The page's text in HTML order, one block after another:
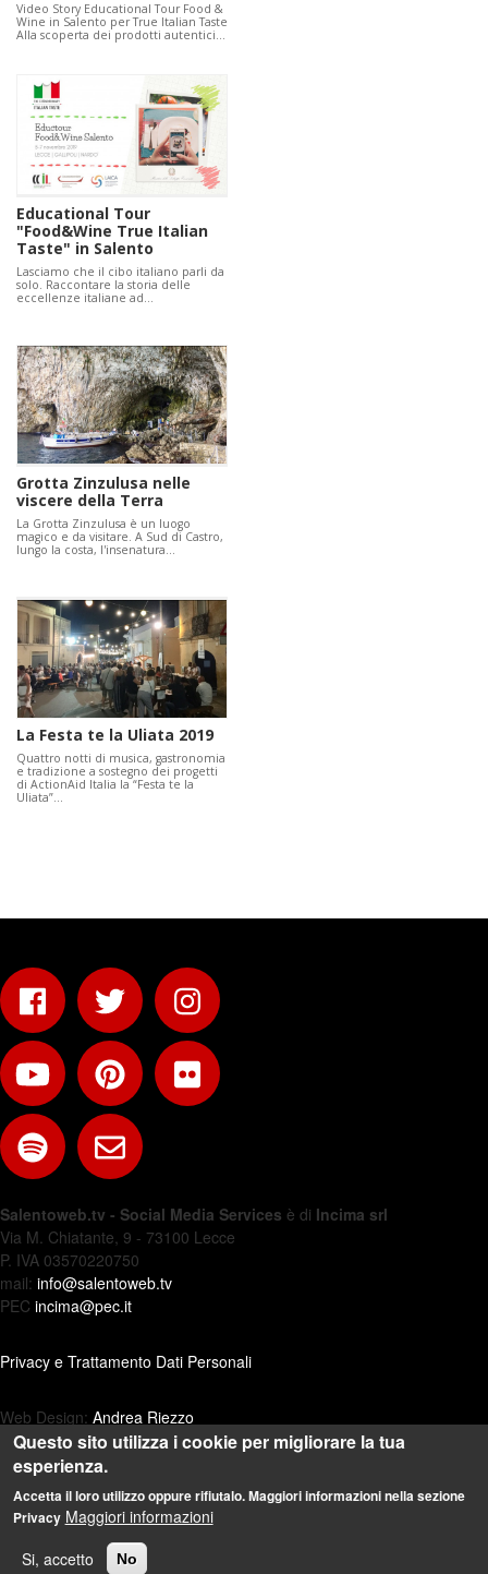
Video Story Educational Tour Food &
Wine in Salento per True Italian Taste
Alla scoperta dei prodotti autentici…
Educational Tour
"Food&Wine True Italian
Taste" in Salento
Lasciamo che il cibo italiano parli da
solo. Raccontare la storia delle
eccellenze italiane ad…
Grotta Zinzulusa nelle
viscere della Terra
La Grotta Zinzulusa è un luogo
magico e da visitare. A Sud di Castro,
lungo la costa, l'insenatura…
La Festa te la Uliata 2019
Quattro notti di musica, gastronomia
e tradizione a sostegno dei progetti
di ActionAid Italia la “Festa te la
Uliata”…
Salentoweb.tv - Social Media Services è di Incima srl
Via M. Chiatante, 9 - 73100 Lecce
P. IVA 03570220750
mail: info@salentoweb.tv
PEC incima@pec.it
Privacy e Trattamento Dati Personali
Web Design: Andrea Riezzo
Questo sito utilizza i cookie per migliorare la tua
esperienza.
Accetta il loro utilizzo oppure rifiutalo. Maggiori informazioni nella sezione
Privacy Maggiori informazioni
Si, accetto
No